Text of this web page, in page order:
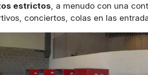
estrictos , a menudo con una
conciertos, colas en las